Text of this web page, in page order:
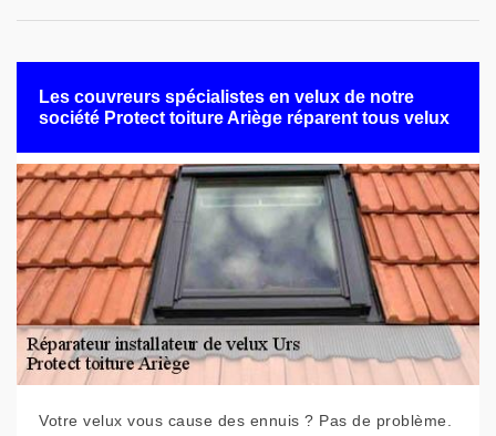
Les couvreurs spécialistes en velux de notre
société Protect toiture Ariège réparent tous velux
Votre velux vous cause des ennuis ? Pas de problème.